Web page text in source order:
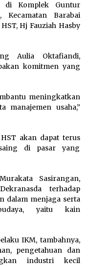
di Komplek Guntur
Kecamatan Barabai
Hj Fauziah Hasby
Aulia Oktafiandi,
komitmen yang
meningkatkan
manajemen usaha,”
akan dapat terus
di pasar yang
Sasirangan,
terhadap
dalam menjaga serta
yaitu kain
IKM, tambahnya,
pengetahuan dan
industri kecil